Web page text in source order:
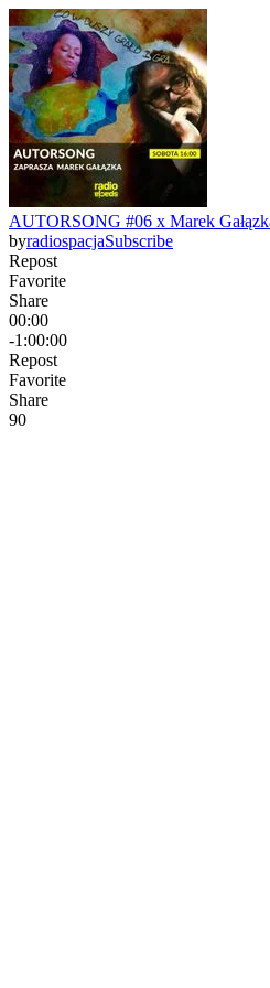
AUTORSONG #06 x Marek
byradiospacjaSubscribe
Repost
Favorite
Share
00:00
-1:00:00
Repost
Favorite
Share
90